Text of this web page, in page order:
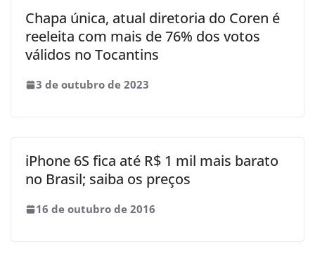
Chapa única, atual diretoria do Coren é
reeleita com mais de 76% dos votos
válidos no Tocantins
3 de outubro de 2023
iPhone 6S fica até R$ 1 mil mais barato
no Brasil; saiba os preços
16 de outubro de 2016